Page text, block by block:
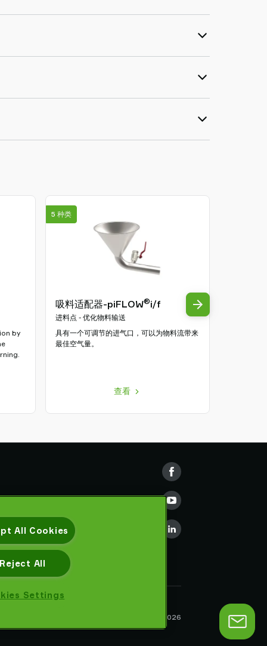
by
吸料适配器-piFLOW®i/f
进料点 - 优化物料输送
具有一个可调节的进气口，可以为物料流带来
最佳空气量。
查看
5 种类
Piab AB © 2026
All Cookies
Reject All
Settings